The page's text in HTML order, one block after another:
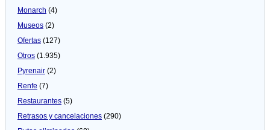
Monarch (4)
Museos (2)
Ofertas (127)
Otros (1.935)
Pyrenair (2)
Renfe (7)
Restaurantes (5)
Retrasos y cancelaciones (290)